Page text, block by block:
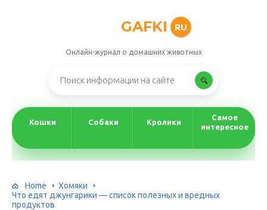
GAFKI RU
Онлайн-журнал о домашних животных
Кошки Собаки Кролики
Самое
интересное
Home
Хомяки
Что едят джунгарики — список полезных и вредных
продуктов